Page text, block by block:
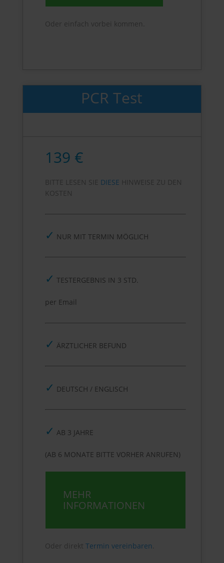
Oder einfach vorbei kommen.
PCR Test
139 €
BITTE LESEN SIE DIESE HINWEISE ZU DEN
KOSTEN
✓ NUR MIT TERMIN MÖGLICH
✓ TESTERGEBNIS IN 3 STD.
per Email
✓ ÄRZTLICHER BEFUND
✓ DEUTSCH / ENGLISCH
✓ AB 3 JAHRE
(AB 6 MONATE BITTE VORHER ANRUFEN)
MEHR
INFORMATIONEN
Oder direkt Termin vereinbaren